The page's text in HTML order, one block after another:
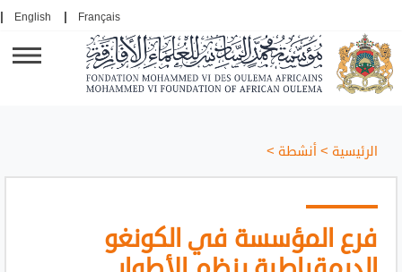
Français
English
الرئيسية >أنشطة >
فرع المؤسسة في الكونغو